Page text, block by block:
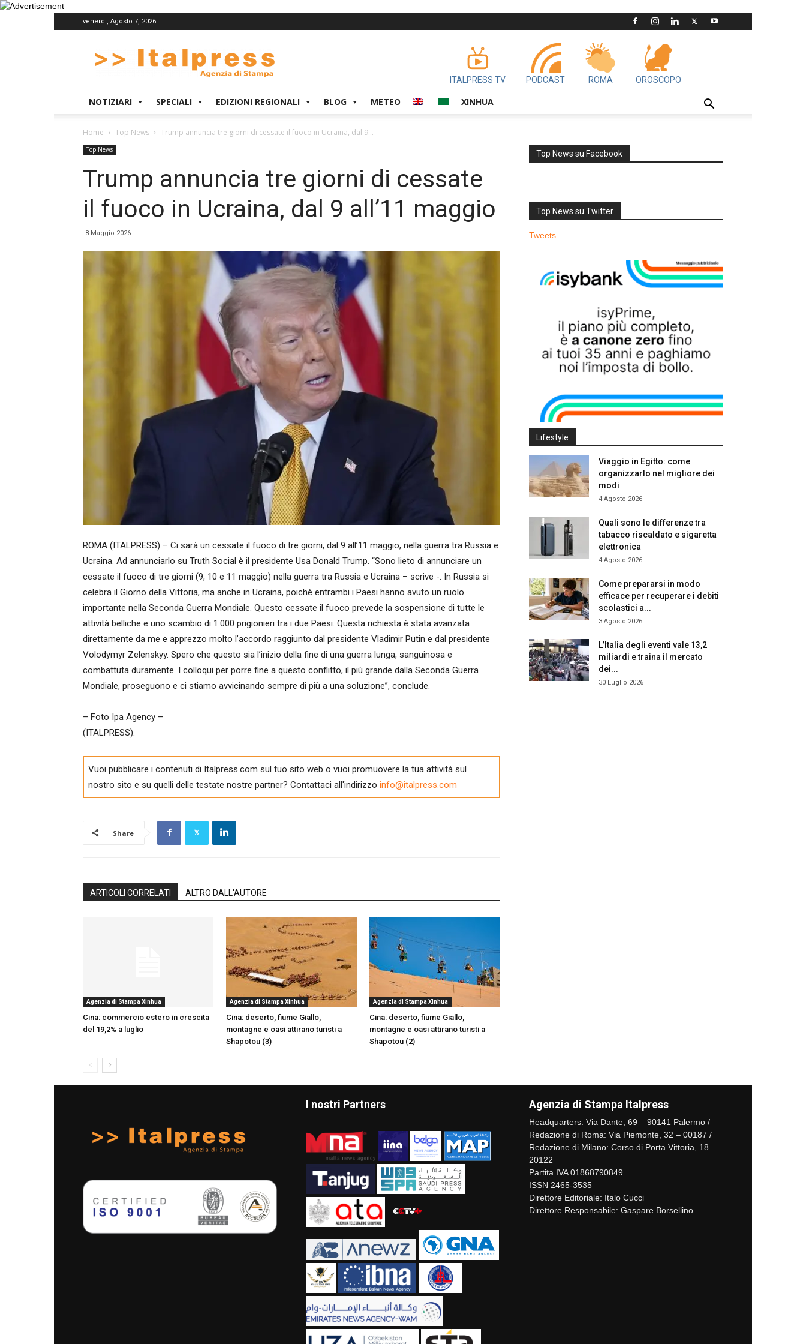
venerdì, Agosto 7, 2026
ITALPRESS TV PODCAST ROMA OROSCOPO
NOTIZIARI SPECIALI EDIZIONI REGIONALI BLOG METEO XINHUA
Home Top News Trump annuncia tre giorni di cessate il fuoco in Ucraina, dal 9...
Top News
Trump annuncia tre giorni di cessate
il fuoco in Ucraina, dal 9 all’11 maggio
8 Maggio 2026
ROMA (ITALPRESS) – Ci sarà un cessate il fuoco di tre giorni, dal 9 all’11 maggio, nella guerra tra Russia e
Ucraina. Ad annunciarlo su Truth Social è il presidente Usa Donald Trump. “Sono lieto di annunciare un
cessate il fuoco di tre giorni (9, 10 e 11 maggio) nella guerra tra Russia e Ucraina – scrive -. In Russia si
celebra il Giorno della Vittoria, ma anche in Ucraina, poichè entrambi i Paesi hanno avuto un ruolo
importante nella Seconda Guerra Mondiale. Questo cessate il fuoco prevede la sospensione di tutte le
attività belliche e uno scambio di 1.000 prigionieri tra i due Paesi. Questa richiesta è stata avanzata
direttamente da me e apprezzo molto l’accordo raggiunto dal presidente Vladimir Putin e dal presidente
Volodymyr Zelenskyy. Spero che questo sia l’inizio della fine di una guerra lunga, sanguinosa e
combattuta duramente. I colloqui per porre fine a questo conflitto, il più grande dalla Seconda Guerra
Mondiale, proseguono e ci stiamo avvicinando sempre di più a una soluzione”, conclude.
– Foto Ipa Agency –
(ITALPRESS).
Vuoi pubblicare i contenuti di Italpress.com sul tuo sito web o vuoi promuovere la tua attività sul
nostro sito e su quelli delle testate nostre partner? Contattaci all'indirizzo info@italpress.com
Share
ARTICOLI CORRELATI ALTRO DALL'AUTORE
Agenzia di Stampa Xinhua
Cina: commercio estero in crescita
del 19,2% a luglio
Agenzia di Stampa Xinhua
Cina: deserto, fiume Giallo,
montagne e oasi attirano turisti a
Shapotou (3)
Agenzia di Stampa Xinhua
Cina: deserto, fiume Giallo,
montagne e oasi attirano turisti a
Shapotou (2)
Top News su Facebook
Top News su Twitter
Tweets
Lifestyle
Viaggio in Egitto: come
organizzarlo nel migliore dei
modi
4 Agosto 2026
Quali sono le differenze tra
tabacco riscaldato e sigaretta
elettronica
4 Agosto 2026
Come prepararsi in modo
efficace per recuperare i debiti
scolastici a...
3 Agosto 2026
L’Italia degli eventi vale 13,2
miliardi e traina il mercato
dei...
30 Luglio 2026
I nostri Partners Agenzia di Stampa Italpress
Headquarters: Via Dante, 69 – 90141 Palermo /
Redazione di Roma: Via Piemonte, 32 – 00187 /
Redazione di Milano: Corso di Porta Vittoria, 18 –
20122
Partita IVA 01868790849
ISSN 2465-3535
Direttore Editoriale: Italo Cucci
Direttore Responsabile: Gaspare Borsellino